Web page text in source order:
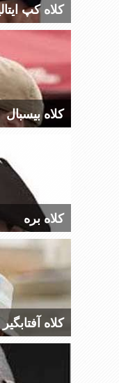
کلاه کپ
کلاه بیسبال
کلاه بره
کلاه آفتابگیر